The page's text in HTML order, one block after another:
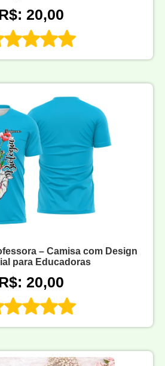
20,00
– Camisa com Design
para Educadoras
20,00